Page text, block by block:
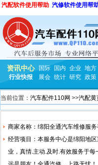
汽配软件使用帮助 汽修软件使用帮
资讯中心 国际 国内 企业 地方
行业快报
展会 统计 研究 政策
当前位置： 汽车配件110网 >>汽配黄
商家名称：绵阳全通汽车维修服务
经营项目：本服务中心是绵阳地
业，真情.主动.及时.有效服务于